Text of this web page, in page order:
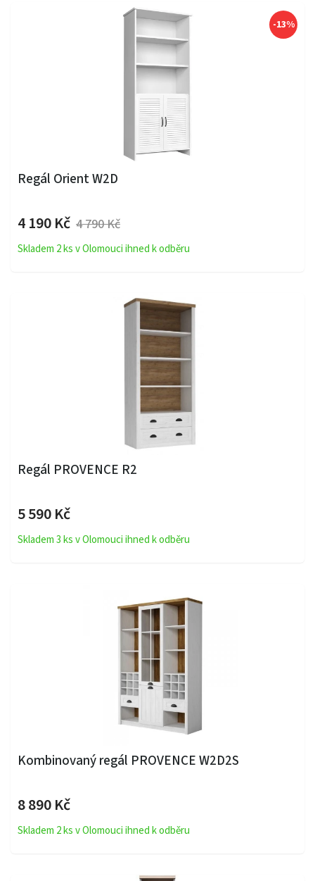
-13%
Regál Orient W2D
4 190 Kč 4 790 Kč
Skladem 2 ks v Olomouci ihned k odběru
Regál PROVENCE R2
5 590 Kč
Skladem 3 ks v Olomouci ihned k odběru
Kombinovaný regál PROVENCE W2D2S
8 890 Kč
Skladem 2 ks v Olomouci ihned k odběru